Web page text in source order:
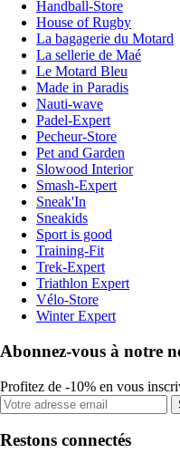
Handball-Store
House of Rugby
La bagagerie du Motard
La sellerie de Maé
Le Motard Bleu
Made in Paradis
Nauti-wave
Padel-Expert
Pecheur-Store
Pet and Garden
Slowood Interior
Smash-Expert
Sneak'In
Sneakids
Sport is good
Training-Fit
Trek-Expert
Triathlon Expert
Vélo-Store
Winter Expert
Abonnez-vous à notre
Profitez de -10% en vous
Restons connectés